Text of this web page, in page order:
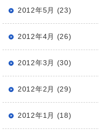
2012年5月 (23)
2012年4月 (26)
2012年3月 (30)
2012年2月 (29)
2012年1月 (18)